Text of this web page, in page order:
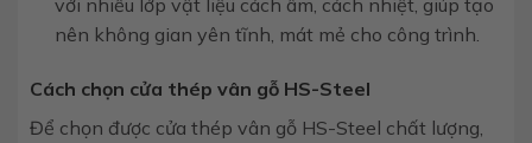
nên không gian yên tĩnh, mát mẻ cho công trình.
Cách chọn cửa thép vân gỗ HS-Steel
Để chọn được cửa thép vân gỗ HS-Steel chất lượng,